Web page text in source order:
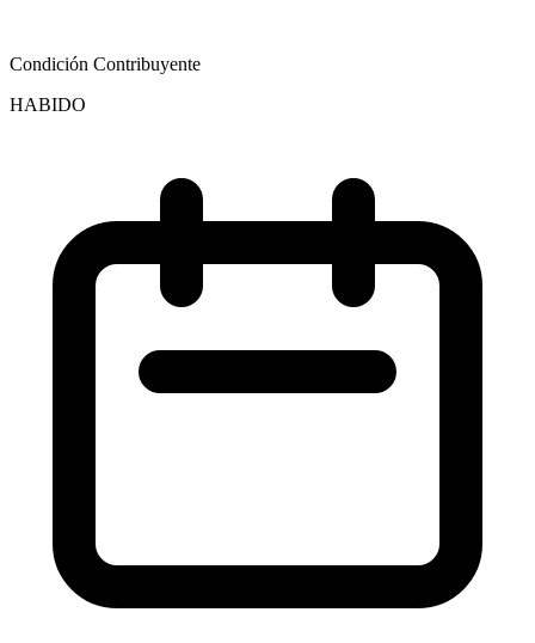
Condición Contribuyente
HABIDO